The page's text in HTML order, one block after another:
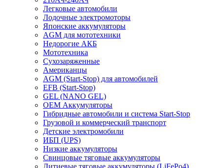
Легковые автомобили
Лодочные электромоторы
Японские аккумуляторы
AGM для мототехники
Недорогие АКБ
Мототехника
Сухозаряженные
Американцы
AGM (Start-Stop) для автомобилей
EFB (Start-Stop)
GEL (NANO GEL)
OEM Аккумуляторы
Гибридные автомобили и система Start-Stop
Грузовой и коммерческий транспорт
Детские электромобили
ИБП (UPS)
Низкие аккумуляторы
Свинцовые тяговые аккумуляторы
Литиевые тяговые аккумуляторы (LiFePo4)